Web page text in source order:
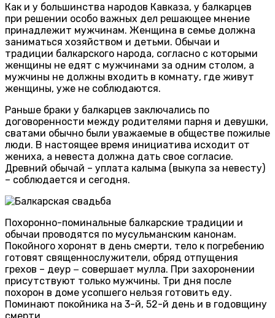
Как и у большинства народов Кавказа, у балкарцев
при решении особо важных дел решающее мнение
принадлежит мужчинам. Женщина в семье должна
заниматься хозяйством и детьми. Обычаи и
традиции балкарского народа, согласно с которыми
женщины не едят с мужчинами за одним столом, а
мужчины не должны входить в комнату, где живут
женщины, уже не соблюдаются.
Раньше браки у балкарцев заключались по
договоренности между родителями парня и девушки,
сватами обычно были уважаемые в обществе пожилые
люди. В настоящее время инициатива исходит от
жениха, а невеста должна дать свое согласие.
Древний обычай – уплата калыма (выкупа за невесту)
– соблюдается и сегодня.
Похоронно-поминальные балкарские традиции и
обычаи проводятся по мусульманским канонам.
Покойного хоронят в день смерти, тело к погребению
готовят священнослужители, обряд отпущения
грехов – деур − совершает мулла. При захоронении
присутствуют только мужчины. Три дня после
похорон в доме усопшего нельзя готовить еду.
Поминают покойника на 3-й, 52-й день и в годовщину